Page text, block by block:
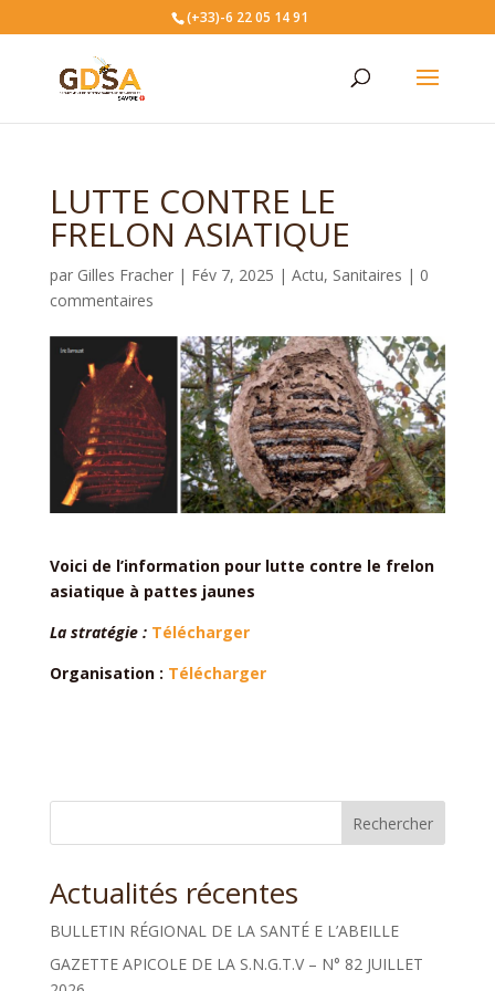
(+33)-6 22 05 14 91
LUTTE CONTRE LE
FRELON ASIATIQUE
par Gilles Fracher| Fév 7, 2025 | Actu, Sanitaires | 0
commentaires
Voici de l’information pour lutte contre le frelon
asiatique à pattes jaunes
La stratégie : Télécharger
Organisation : Télécharger
Rechercher
Actualités récentes
BULLETIN RÉGIONAL DE LA SANTÉ E L’ABEILLE
GAZETTE APICOLE DE LA S.N.G.T.V – N° 82 JUILLET